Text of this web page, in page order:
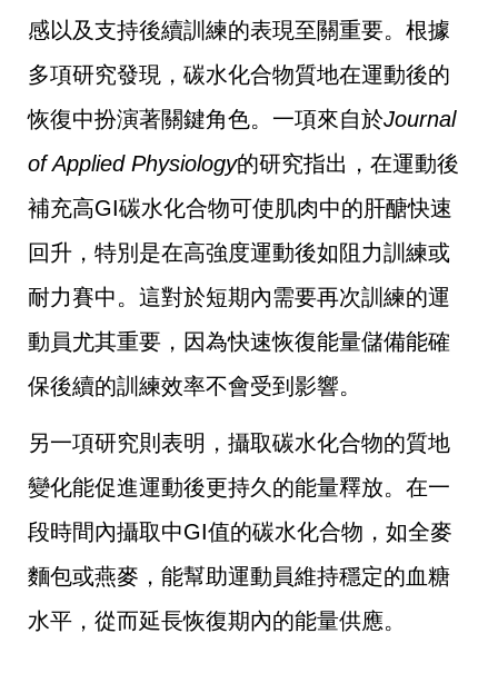
感以及支持後續訓練的表現至關重要。根據
多項研究發現，碳水化合物質地在運動後的
恢復中扮演著關鍵角色。一項來自於Journal
of Applied Physiology的研究指出，在運動後
補充高GI碳水化合物可使肌肉中的肝醣快速
回升，特別是在高強度運動後如阻力訓練或
耐力賽中。這對於短期內需要再次訓練的運
動員尤其重要，因為快速恢復能量儲備能確
保後續的訓練效率不會受到影響。
另一項研究則表明，攝取碳水化合物的質地
變化能促進運動後更持久的能量釋放。在一
段時間內攝取中GI值的碳水化合物，如全麥
麵包或燕麥，能幫助運動員維持穩定的血糖
水平，從而延長恢復期內的能量供應。